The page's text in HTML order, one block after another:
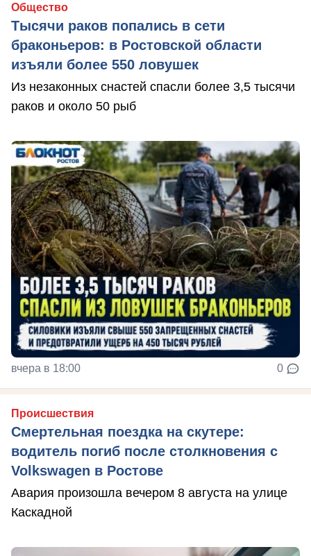
Общество
Тысячи раков попались в сети
браконьеров: в Ростовской области
изъяли более 550 ловушек
Из незаконных снастей спасли более 3,5 тысячи
раков и около 50 рыб
вчера в 18:00 0
Происшествия
Смертельная поездка на скутере:
водитель погиб после столкновения с
Volkswagen в Ростове
Авария произошла вечером 8 августа на улице
Каскадной